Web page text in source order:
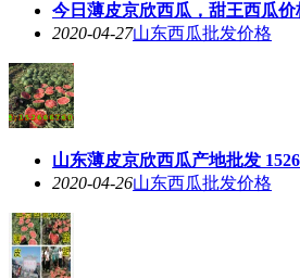
今日薄皮京欣西瓜，甜王西瓜价
2020-04-27山东西瓜批发价格
山东薄皮京欣西瓜产地批发
2020-04-26山东西瓜批发价格